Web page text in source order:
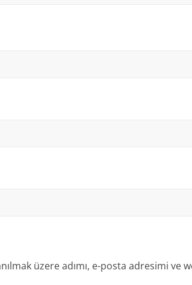
üzere adımı, e-posta adresimi ve